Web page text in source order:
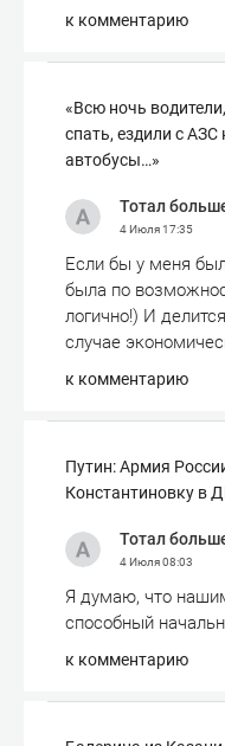
к комментарию
«Всю ночь
спать, ездили с
автобусы…»
Тотал
4 Июля17:35
Если бы у меня
была по
логично!) И
случае
к комментарию
Путин: Армия
Константиновку в
Тотал
4 Июля08:03
Я думаю, что
способный
к комментарию